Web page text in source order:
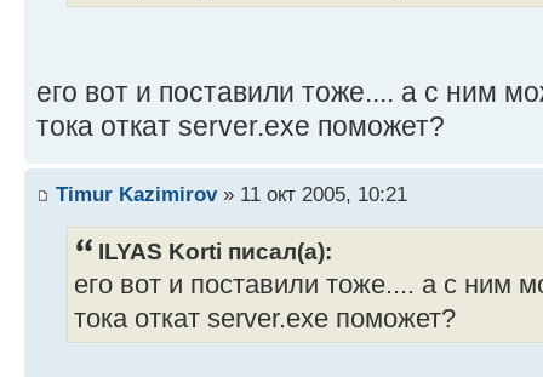
его вот и поставили тоже.... а с ним
тока откат server.exe поможет?
Timur Kazimirov» 11 окт 2005, 10:21
ILYAS Korti писал(а):
его вот и поставили тоже.... а с ним
тока откат server.exe поможет?